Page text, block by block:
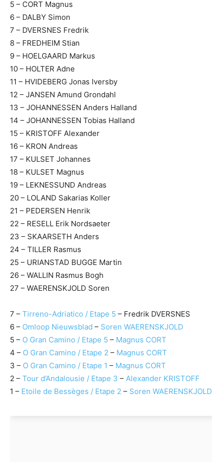
5 – CORT Magnus
6 – DALBY Simon
7 – DVERSNES Fredrik
8 – FREDHEIM Stian
9 – HOELGAARD Markus
10 – HOLTER Adne
11 – HVIDEBERG Jonas Iversby
12 – JANSEN Amund Grondahl
13 – JOHANNESSEN Anders Halland
14 – JOHANNESSEN Tobias Halland
15 – KRISTOFF Alexander
16 – KRON Andreas
17 – KULSET Johannes
18 – KULSET Magnus
19 – LEKNESSUND Andreas
20 – LOLAND Sakarias Koller
21 – PEDERSEN Henrik
22 – RESELL Erik Nordsaeter
23 – SKAARSETH Anders
24 – TILLER Rasmus
25 – URIANSTAD BUGGE Martin
26 – WALLIN Rasmus Bogh
27 – WAERENSKJOLD Soren
7 – Tirreno-Adriatico / Etape 5 – Fredrik DVERSNES
6 – Omloop Nieuwsblad – Soren WAERENSKJOLD
5 – O Gran Camino / Etape 5 – Magnus CORT
4 – O Gran Camino / Etape 2 – Magnus CORT
3 – O Gran Camino / Etape 1 – Magnus CORT
2 – Tour d’Andalousie / Etape 3 – Alexander KRISTOFF
1 – Etoile de Bessèges / Etape 2 – Soren WAERENSKJOLD